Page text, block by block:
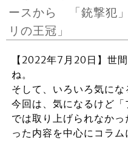
ースから 「銃撃犯
リの王冠」
【2022年7月20日】世
ね。
そして、いろいろ気にな
今回は、気になるけど「
では取り上げられなか
った内容を中心にコラム